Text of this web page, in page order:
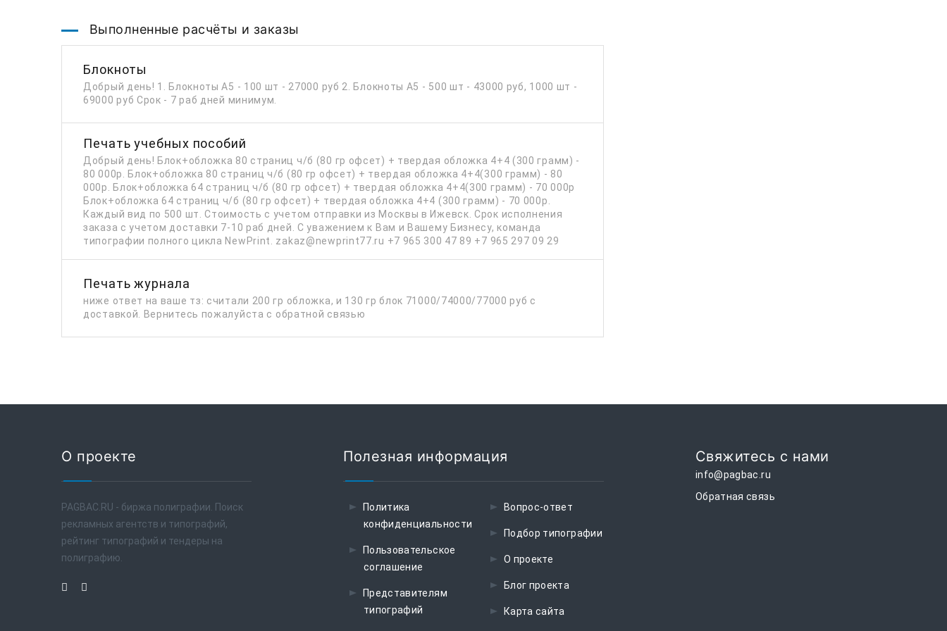
Выполненные расчёты и заказы
Блокноты
Добрый день! 1. Блокноты А5 - 100 шт - 27000 руб 2. Блокноты А5 - 500 шт - 43000 руб, 1000 шт -
69000 руб Срок - 7 раб дней минимум.
Печать учебных пособий
Добрый день! Блок+обложка 80 страниц ч/б (80 гр офсет) + твердая обложка 4+4 (300 грамм) -
80 000р. Блок+обложка 80 страниц ч/б (80 гр офсет) + твердая обложка 4+4(300 грамм) - 80
000р. Блок+обложка 64 страниц ч/б (80 гр офсет) + твердая обложка 4+4(300 грамм) - 70 000р
Блок+обложка 64 страниц ч/б (80 гр офсет) + твердая обложка 4+4 (300 грамм) - 70 000р.
Каждый вид по 500 шт. Стоимость с учетом отправки из Москвы в Ижевск. Срок исполнения
заказа с учетом доставки 7-10 раб дней. С уважением к Вам и Вашему Бизнесу, команда
типографии полного цикла NewPrint. zakaz@newprint77.ru +7 965 300 47 89 +7 965 297 09 29
Печать журнала
ниже ответ на ваше тз: считали 200 гр обложка, и 130 гр блок 71000/74000/77000 руб с
доставкой. Вернитесь пожалуйста с обратной связью
О проекте
PAGBAC.RU - биржа полиграфии. Поиск
рекламных агентств и типографий,
рейтинг типографий и тендеры на
полиграфию.
Полезная информация
Политика
конфиденциальности
Пользовательское
соглашение
Представителям
типографий
Вопрос-ответ
Подбор типографии
О проекте
Блог проекта
Карта сайта
Свяжитесь с нами
info@pagbac.ru
Обратная связь